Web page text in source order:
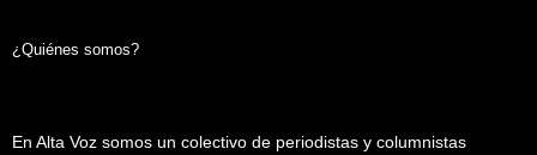
¿Quiénes somos?
En Alta Voz somos un colectivo de periodistas y columnistas